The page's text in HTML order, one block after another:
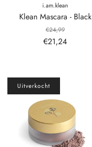
i.am.klean
Klean Mascara - Black
€24,99
€21,24
Uitverkocht